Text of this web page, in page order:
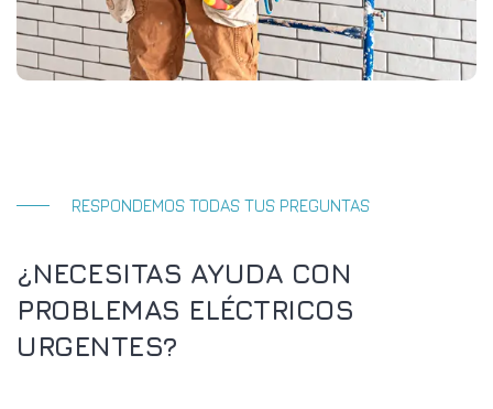
RESPONDEMOS TODAS TUS PREGUNTAS
¿NECESITAS AYUDA CON
PROBLEMAS ELÉCTRICOS
URGENTES?